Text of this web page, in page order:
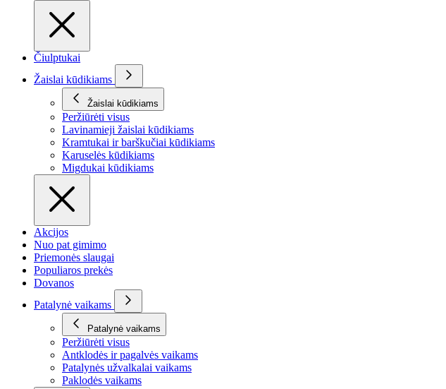
Čiulptukai
Žaislai kūdikiams
Žaislai kūdikiams
Peržiūrėti visus
Lavinamieji žaislai kūdikiams
Kramtukai ir barškučiai kūdikiams
Karuselės kūdikiams
Migdukai kūdikiams
Akcijos
Nuo pat gimimo
Priemonės slaugai
Populiaros prekės
Dovanos
Patalynė vaikams
Patalynė vaikams
Peržiūrėti visus
Antklodės ir pagalvės vaikams
Patalynės užvalkalai vaikams
Paklodės vaikams